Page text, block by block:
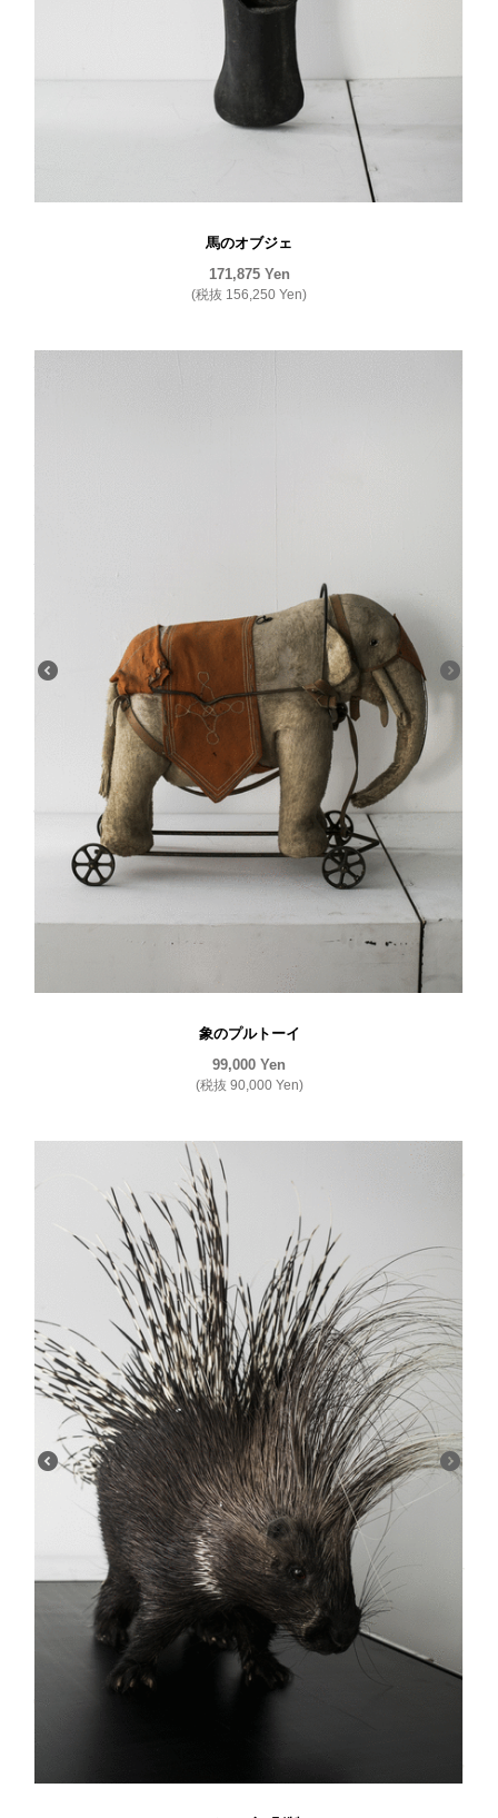
馬のオブジェ
171,875 Yen
(税抜 156,250 Yen)
象のプルトーイ
99,000 Yen
(税抜 90,000 Yen)